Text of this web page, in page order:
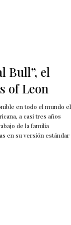
Bull”, el
of Leon
en todo el mundo el
a casi tres años
de la familia
en su versión estándar